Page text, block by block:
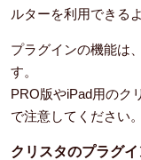
ルターを利用できる
プラグインの機能は
す。
PRO版やiPad用のク
で注意してください。
クリスタのプラグ